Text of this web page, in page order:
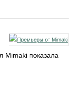
Mimaki показала